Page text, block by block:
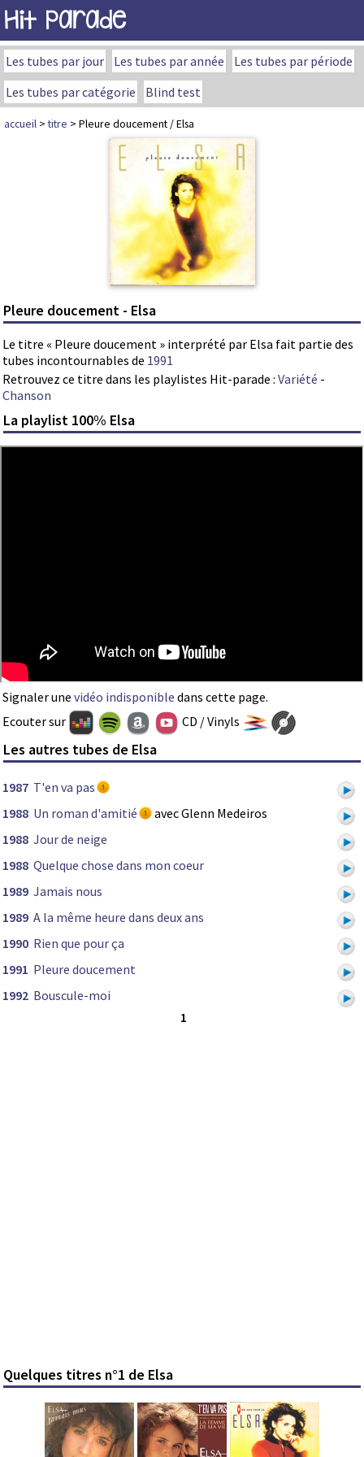
Hit Parade
Les tubes par jour Les tubes par année
Les tubes par période
Les tubes par catégorie
Blind test
accueil >titre > Pleure doucement / Elsa
Pleure doucement - Elsa
Le titre « Pleure doucement » interprété par Elsa fait partie des
tubes incontournables de 1991
Retrouvez ce titre dans les playlistes Hit-parade : Variété -
Chanson
La playlist 100% Elsa
Signaler une vidéo indisponible dans cette page.
Ecouter sur
CD / Vinyls
Les autres tubes de Elsa
1987 T'en va pas
1988 Un roman d'amitié
avec Glenn Medeiros
1988 Jour de neige
1988 Quelque chose dans mon coeur
1989 Jamais nous
1989 A la même heure dans deux ans
1990 Rien que pour ça
1991 Pleure doucement
1992 Bouscule-moi
1
Quelques titres n°1 de Elsa